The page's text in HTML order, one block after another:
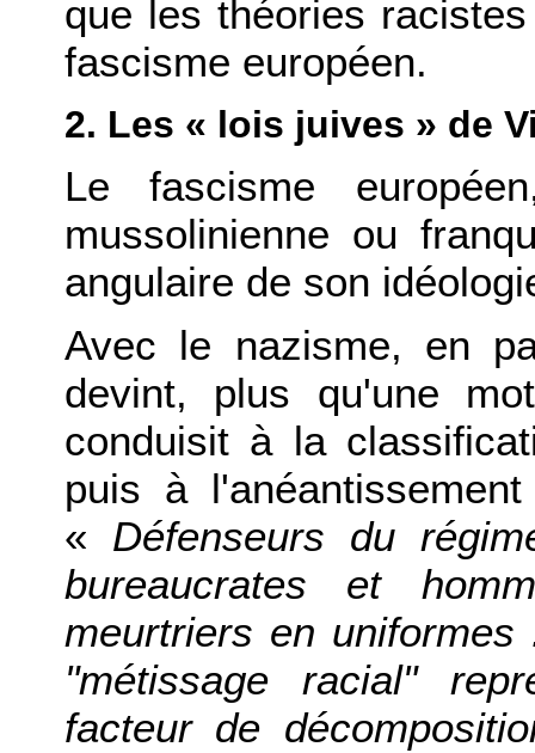
que les théories
fascisme européen.
2. Les « lois juives » de
Le fascisme
mussolinienne ou
angulaire de son
Avec le nazisme, en
devint, plus qu'une
conduisit à la
puis à
« Défenseurs du
bureaucrates et
meurtriers en
"métissage racial"
facteur de